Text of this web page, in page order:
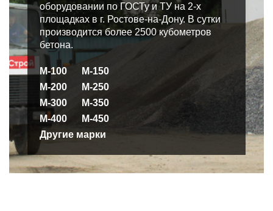
оборудовании по ГОСТу и ТУ на 2-х
площадках в г. Ростове-на-Дону. В сутки
производится более 2500 кубометров
бетона.
М-100
М-150
М-200
М-250
М-300
М-350
М-400
М-450
Другие марки